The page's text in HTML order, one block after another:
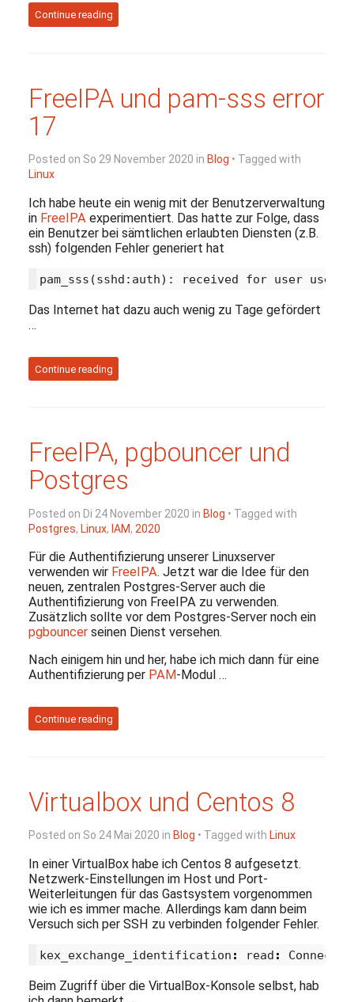
Continue reading
FreeIPA und pam-sss error
17
Posted on So 29 November 2020 in Blog • Tagged with
Linux
Ich habe heute ein wenig mit der Benutzerverwaltung
in FreeIPA experimentiert. Das hatte zur Folge, dass
ein Benutzer bei sämtlichen erlaubten Diensten (z.B.
ssh) folgenden Fehler generiert hat
Das Internet hat dazu auch wenig zu Tage gefördert
…
Continue reading
FreeIPA, pgbouncer und
Postgres
Posted on Di 24 November 2020 in Blog • Tagged with
Postgres, Linux, IAM, 2020
Für die Authentifizierung unserer Linuxserver
verwenden wir FreeIPA. Jetzt war die Idee für den
neuen, zentralen Postgres-Server auch die
Authentifizierung von FreeIPA zu verwenden.
Zusätzlich sollte vor dem Postgres-Server noch ein
pgbouncerseinen Dienst versehen.
Nach einigem hin und her, habe ich mich dann für eine
Authentifizierung per PAM-Modul …
Continue reading
Virtualbox und Centos 8
Posted on So 24 Mai 2020 in Blog • Tagged with Linux
In einer VirtualBox habe ich Centos 8 aufgesetzt.
Netzwerk-Einstellungen im Host und Port-
Weiterleitungen für das Gastsystem vorgenommen
wie ich es immer mache. Allerdings kam dann beim
Versuch sich per SSH zu verbinden folgender Fehler.
kex_exchange_identification : read :
Beim Zugriff über die VirtualBox-Konsole selbst, hab